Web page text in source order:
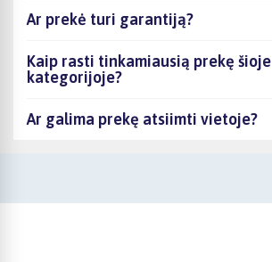
Ar prekė turi garantiją?
Kaip rasti tinkamiausią prekę šioje
kategorijoje?
Ar galima prekę atsiimti vietoje?